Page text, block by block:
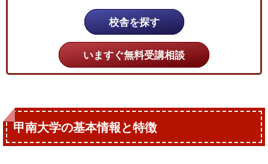
校舎を探す
いますぐ無料受講相談
甲南大学の基本情報と特徴